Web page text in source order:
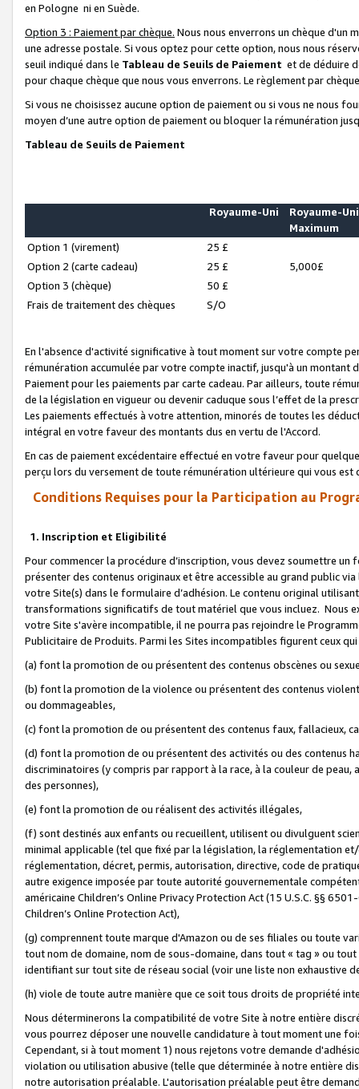
en Pologne ni en Suède.
Option 3 : Paiement par chèque. Nous nous enverrons un chèque d'un
une adresse postale. Si vous optez pour cette option, nous nous
seuil indiqué dans le Tableau de Seuils de Paiement et de déduire
pour chaque chèque que nous vous enverrons. Le règlement par
Si vous ne choisissez aucune option de paiement ou si vous ne nous
moyen d’une autre option de paiement ou bloquer la rémunération
Tableau de Seuils de Paiement
Royaume-Uni
Royaume-Uni
Maximum
Option 1 (virement)
25 £
Option 2 (carte cadeau)
25 £
5,000£
Option 3 (chèque)
50 £
Frais de traitement des chèques
S/O
En l'absence d'activité significative à tout moment sur votre compte
rémunération accumulée par votre compte inactif, jusqu'à un montant
Paiement pour les paiements par carte cadeau. Par ailleurs, toute
de la législation en vigueur ou devenir caduque sous l’effet de la
Les paiements effectués à votre attention, minorés de toutes les
intégral en votre faveur des montants dus en vertu de l'Accord.
En cas de paiement excédentaire effectué en votre faveur pour
perçu lors du versement de toute rémunération ultérieure qui vous est
Conditions Requises pour la Participation au
1. Inscription et Eligibilité
Pour commencer la procédure d’inscription, vous devez soumettre
présenter des contenus originaux et être accessible au grand public
votre Site(s) dans le formulaire d’adhésion. Le contenu original
transformations significatifs de tout matériel que vous incluez. Nous
votre Site s'avère incompatible, il ne pourra pas rejoindre le
Publicitaire de Produits. Parmi les Sites incompatibles figurent ceux
(a) font la promotion de ou présentent des contenus obscènes ou
(b) font la promotion de la violence ou présentent des contenus
ou dommageables,
(c) font la promotion de ou présentent des contenus faux, fallacieux,
(d) font la promotion de ou présentent des activités ou des contenus
discriminatoires (y compris par rapport à la race, à la couleur de
des personnes),
(e) font la promotion de ou réalisent des activités illégales,
(f) sont destinés aux enfants ou recueillent, utilisent ou divulguent
minimal applicable (tel que fixé par la législation, la réglementation
réglementation, décret, permis, autorisation, directive, code de
autre exigence imposée par toute autorité gouvernementale
américaine Children’s Online Privacy Protection Act (15 U.S.C. §§
Children’s Online Protection Act),
(g) comprennent toute marque d'Amazon ou de ses filiales ou toute
tout nom de domaine, nom de sous-domaine, dans tout « tag » ou
identifiant sur tout site de réseau social (voir une liste non exhaustive
(h) viole de toute autre manière que ce soit tous droits de propriété
Nous déterminerons la compatibilité de votre Site à notre entière
vous pourrez déposer une nouvelle candidature à tout moment une
Cependant, si à tout moment 1) nous rejetons votre demande
violation ou utilisation abusive (telle que déterminée à notre entière
notre autorisation préalable. L'autorisation préalable peut être